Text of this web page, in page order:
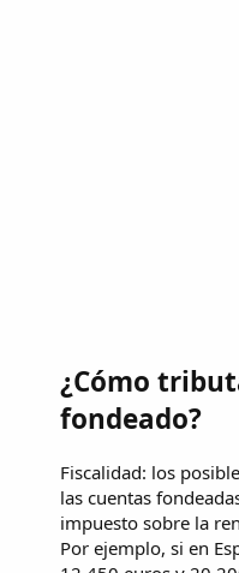
¿Cómo
fondeado?
Fiscalidad: los
las cuentas
impuesto sobre la
Por ejemplo, si en